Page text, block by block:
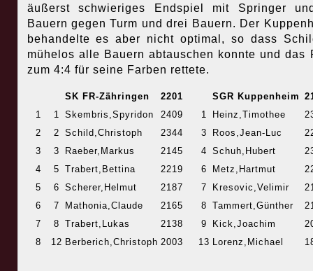
äußerst schwieriges Endspiel mit Springer
Bauern gegen Turm und drei Bauern. Der
behandelte es aber nicht optimal, so dass
mühelos alle Bauern abtauschen konnte und das
zum 4:4 für seine Farben rettete.
SK FR-Zähringen 2201 SGR Kuppenheim
1
1 Skembris,Spyridon 2409 1 Heinz,Timothee
2
2 Schild,Christoph 2344 3 Roos,Jean-Luc
3
3 Raeber,Markus 2145 4 Schuh,Hubert
4
5 Trabert,Bettina 2219 6 Metz,Hartmut
5
6 Scherer,Helmut 2187 7 Kresovic,Velimir
6
7 Mathonia,Claude 2165 8 Tammert,Günther
7
8 Trabert,Lukas 2138 9 Kick,Joachim
8
12 Berberich,Christoph 2003 13 Lorenz,Michael